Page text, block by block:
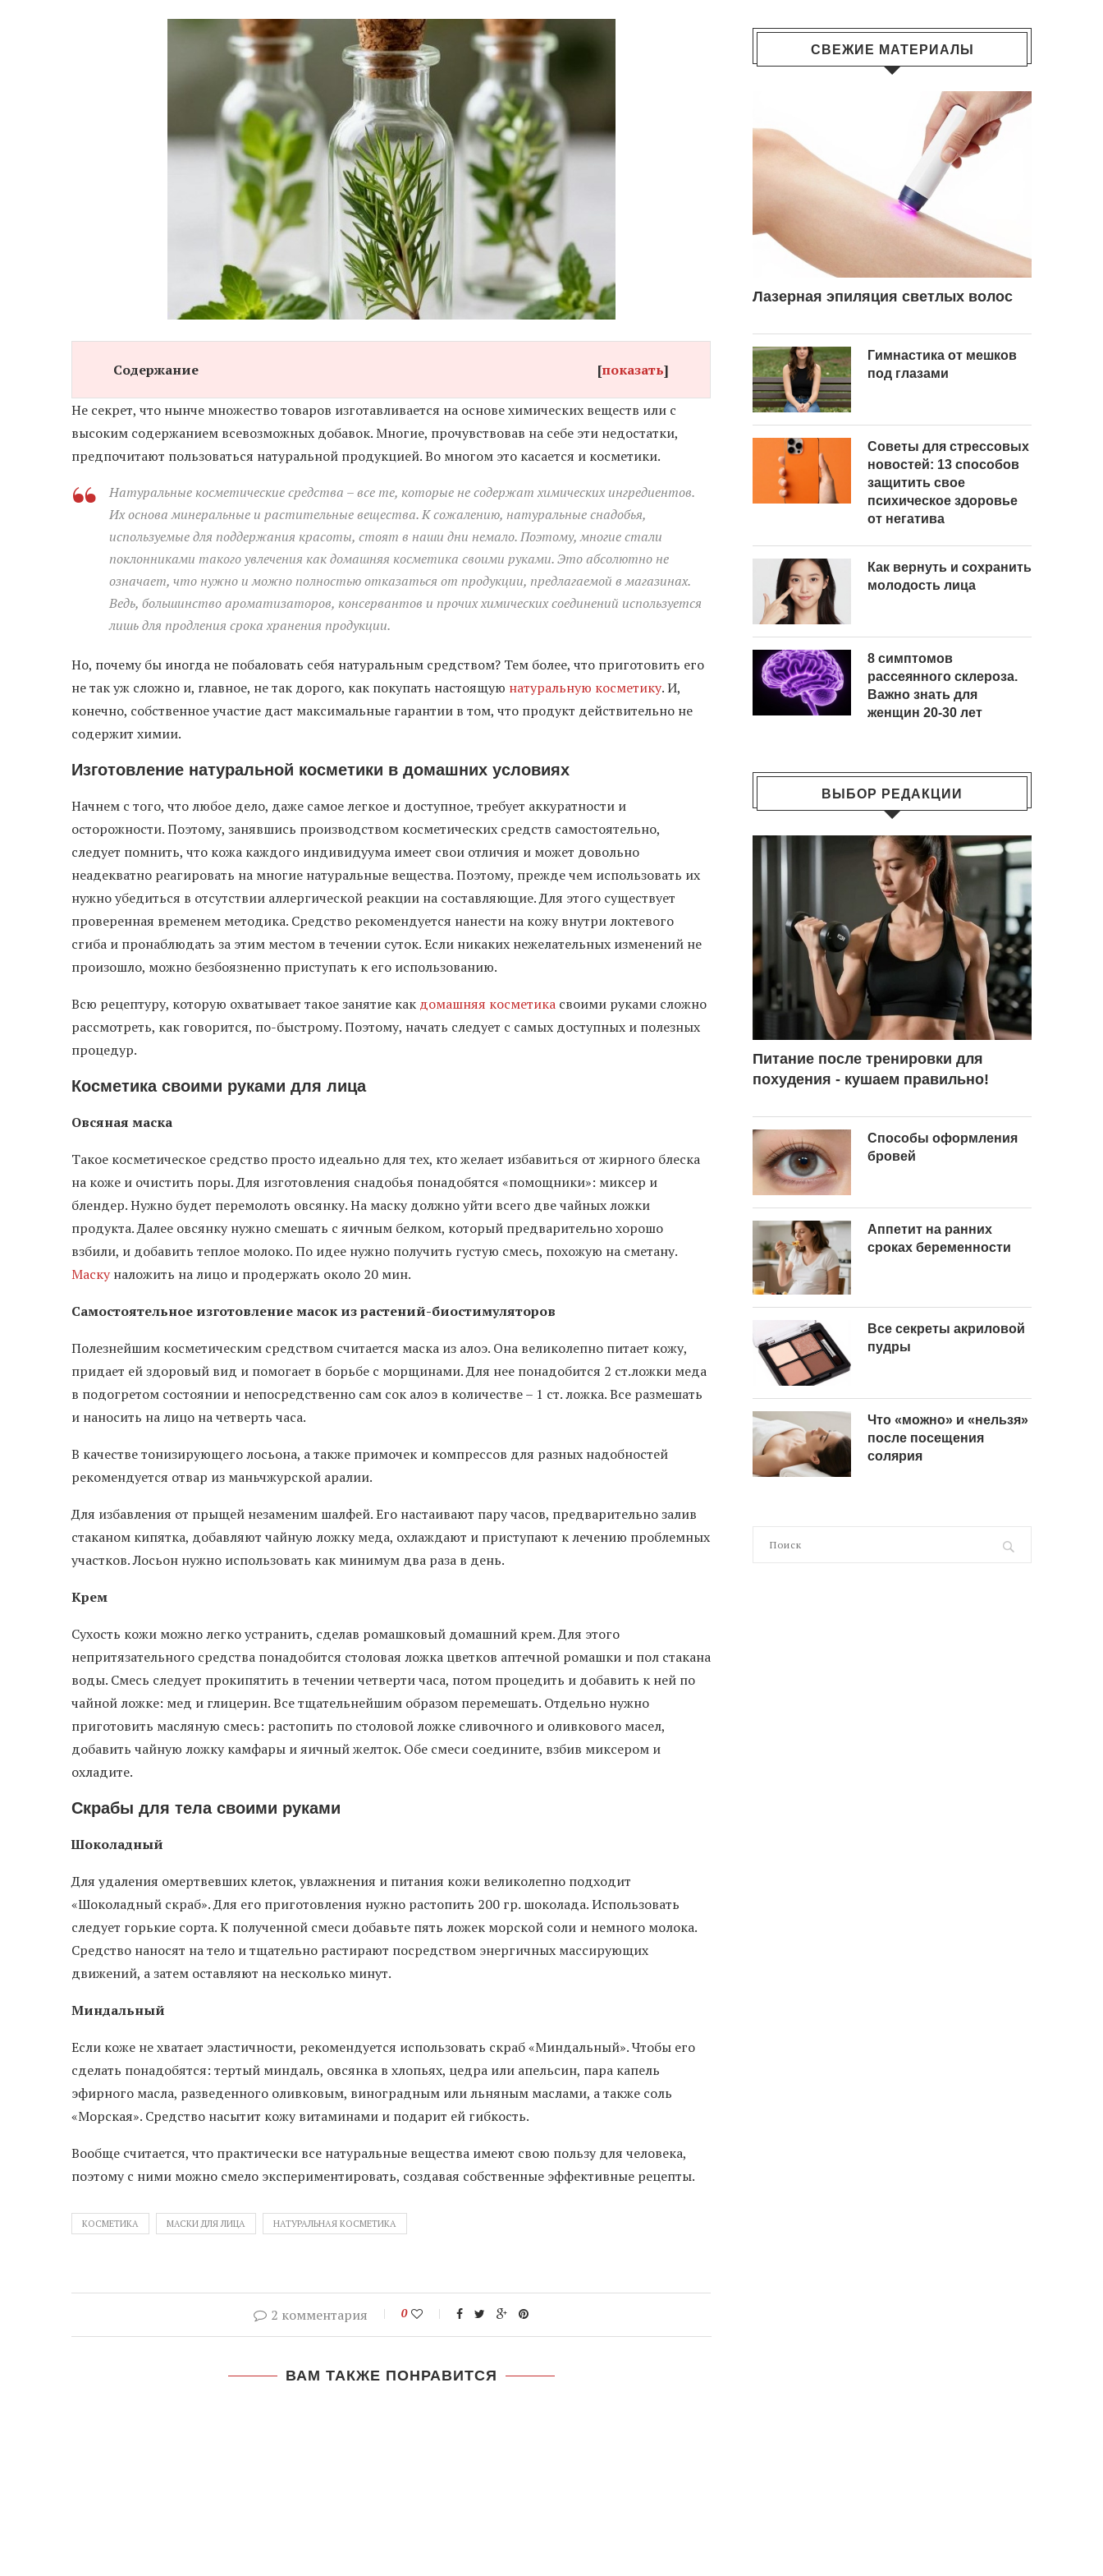
Содержание [показать]
Не секрет, что нынче множество товаров изготавливается на основе химических веществ или с
высоким содержанием всевозможных добавок. Многие, прочувствовав на себе эти недостатки,
предпочитают пользоваться натуральной продукцией. Во многом это касается и косметики.
Натуральные косметические средства – все те, которые не содержат химических ингредиентов.
Их основа минеральные и растительные вещества. К сожалению, натуральные снадобья,
используемые для поддержания красоты, стоят в наши дни немало. Поэтому, многие стали
поклонниками такого увлечения как домашняя косметика своими руками. Это абсолютно не
означает, что нужно и можно полностью отказаться от продукции, предлагаемой в магазинах.
Ведь, большинство ароматизаторов, консервантов и прочих химических соединений используется
лишь для продления срока хранения продукции.
Но, почему бы иногда не побаловать себя натуральным средством? Тем более, что приготовить его
не так уж сложно и, главное, не так дорого, как покупать настоящую натуральную косметику. И,
конечно, собственное участие даст максимальные гарантии в том, что продукт действительно не
содержит химии.
Изготовление натуральной косметики в домашних условиях
Начнем с того, что любое дело, даже самое легкое и доступное, требует аккуратности и
осторожности. Поэтому, занявшись производством косметических средств самостоятельно,
следует помнить, что кожа каждого индивидуума имеет свои отличия и может довольно
неадекватно реагировать на многие натуральные вещества. Поэтому, прежде чем использовать их
нужно убедиться в отсутствии аллергической реакции на составляющие. Для этого существует
проверенная временем методика. Средство рекомендуется нанести на кожу внутри локтевого
сгиба и пронаблюдать за этим местом в течении суток. Если никаких нежелательных изменений не
произошло, можно безбоязненно приступать к его использованию.
Всю рецептуру, которую охватывает такое занятие как домашняя косметика своими руками сложно
рассмотреть, как говорится, по-быстрому. Поэтому, начать следует с самых доступных и полезных
процедур.
Косметика своими руками для лица
Овсяная маска
Такое косметическое средство просто идеально для тех, кто желает избавиться от жирного блеска
на коже и очистить поры. Для изготовления снадобья понадобятся «помощники»: миксер и
блендер. Нужно будет перемолоть овсянку. На маску должно уйти всего две чайных ложки
продукта. Далее овсянку нужно смешать с яичным белком, который предварительно хорошо
взбили, и добавить теплое молоко. По идее нужно получить густую смесь, похожую на сметану.
Маскуналожить на лицо и продержать около 20 мин.
Самостоятельное изготовление масок из растений-биостимуляторов
Полезнейшим косметическим средством считается маска из алоэ. Она великолепно питает кожу,
придает ей здоровый вид и помогает в борьбе с морщинами. Для нее понадобится 2 ст.ложки меда
в подогретом состоянии и непосредственно сам сок алоэ в количестве – 1 ст. ложка. Все размешать
и наносить на лицо на четверть часа.
В качестве тонизирующего лосьона, а также примочек и компрессов для разных надобностей
рекомендуется отвар из маньчжурской аралии.
Для избавления от прыщей незаменим шалфей. Его настаивают пару часов, предварительно залив
стаканом кипятка, добавляют чайную ложку меда, охлаждают и приступают к лечению проблемных
участков. Лосьон нужно использовать как минимум два раза в день.
Крем
Сухость кожи можно легко устранить, сделав ромашковый домашний крем. Для этого
непритязательного средства понадобится столовая ложка цветков аптечной ромашки и пол стакана
воды. Смесь следует прокипятить в течении четверти часа, потом процедить и добавить к ней по
чайной ложке: мед и глицерин. Все тщательнейшим образом перемешать. Отдельно нужно
приготовить масляную смесь: растопить по столовой ложке сливочного и оливкового масел,
добавить чайную ложку камфары и яичный желток. Обе смеси соедините, взбив миксером и
охладите.
Скрабы для тела своими руками
Шоколадный
Для удаления омертвевших клеток, увлажнения и питания кожи великолепно подходит
«Шоколадный скраб». Для его приготовления нужно растопить 200 гр. шоколада. Использовать
следует горькие сорта. К полученной смеси добавьте пять ложек морской соли и немного молока.
Средство наносят на тело и тщательно растирают посредством энергичных массирующих
движений, а затем оставляют на несколько минут.
Миндальный
Если коже не хватает эластичности, рекомендуется использовать скраб «Миндальный». Чтобы его
сделать понадобятся: тертый миндаль, овсянка в хлопьях, цедра или апельсин, пара капель
эфирного масла, разведенного оливковым, виноградным или льняным маслами, а также соль
«Морская». Средство насытит кожу витаминами и подарит ей гибкость.
Вообще считается, что практически все натуральные вещества имеют свою пользу для человека,
поэтому с ними можно смело экспериментировать, создавая собственные эффективные рецепты.
КОСМЕТИКА МАСКИ ДЛЯ ЛИЦА НАТУРАЛЬНАЯ КОСМЕТИКА
2 комментария 0
ВАМ ТАКЖЕ ПОНРАВИТСЯ
СВЕЖИЕ МАТЕРИАЛЫ
Лазерная эпиляция светлых волос
Гимнастика от мешков
под глазами
Советы для стрессовых
новостей: 13 способов
защитить свое
психическое здоровье
от негатива
Как вернуть и сохранить
молодость лица
8 симптомов
рассеянного склероза.
Важно знать для
женщин 20-30 лет
ВЫБОР РЕДАКЦИИ
Питание после тренировки для
похудения - кушаем правильно!
Способы оформления
бровей
Аппетит на ранних
сроках беременности
Все секреты акриловой
пудры
Что «можно» и «нельзя»
после посещения
солярия